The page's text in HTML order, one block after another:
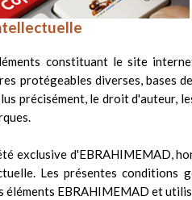
constituant le site
protégeables diverses, bases
précisément, le droit d'auteur,
exclusive d'EBRAHIMEMAD,
Les présentes conditions
éléments EBRAHIMEMAD et